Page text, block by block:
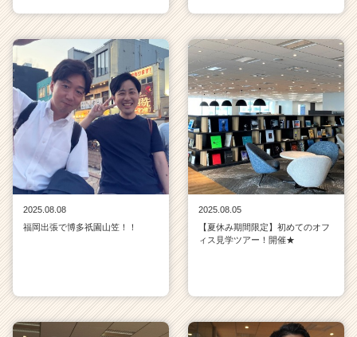
2025.08.08
福岡出張で博多祇園山笠！！
2025.08.05
【夏休み期間限定】初めてのオフ
ィス見学ツアー！開催★